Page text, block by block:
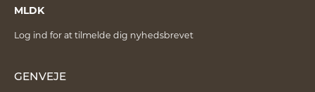
MLDK
Log ind for at tilmelde dig nyhedsbrevet
GENVEJE